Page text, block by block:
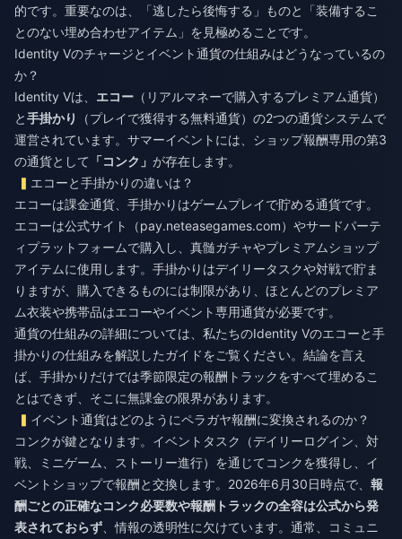
的です。重要なのは、「逃したら後悔する」ものと「装備するこ
とのない埋め合わせアイテム」を見極めることです。
Identity Vのチャージとイベント通貨の仕組みはどうなっているの
か？
Identity Vは、 エコー （リアルマネーで購入するプレミアム通貨）
と手掛かり
（プレイで獲得する無料通貨）の2つの通貨システムで
運営されています。サマーイベントには、ショップ報酬専用の第3
の通貨として 「コンク」 が存在します。
エコーと手掛かりの違いは？
エコーは課金通貨、手掛かりはゲームプレイで貯める通貨です。
エコーは公式サイト（pay.neteasegames.com）やサードパーテ
ィプラットフォームで購入し、真髄ガチャやプレミアムショップ
アイテムに使用します。手掛かりはデイリータスクや対戦で貯ま
りますが、購入できるものには制限があり、ほとんどのプレミア
ム衣装や携帯品はエコーやイベント専用通貨が必要です。
通貨の仕組みの詳細については、私たちのIdentity Vのエコーと手
掛かりの仕組みを解説したガイドをご覧ください。結論を言え
ば、手掛かりだけでは季節限定の報酬トラックをすべて埋めるこ
とはできず、そこに無課金の限界があります。
イベント通貨はどのようにペラガヤ報酬に変換されるのか？
コンクが鍵となります。イベントタスク（デイリーログイン、対
戦、ミニゲーム、ストーリー進行）を通じてコンクを獲得し、イ
ベントショップで報酬と交換します。2026年6月30日時点で、 報
酬ごとの正確なコンク必要数や報酬トラックの全容は公式から発
表されておらず 、情報の透明性に欠けています。通常、コミュニ